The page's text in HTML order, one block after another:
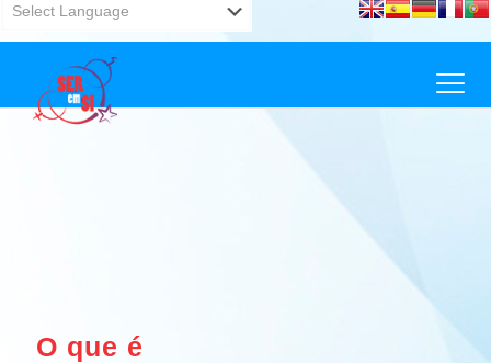
O que é